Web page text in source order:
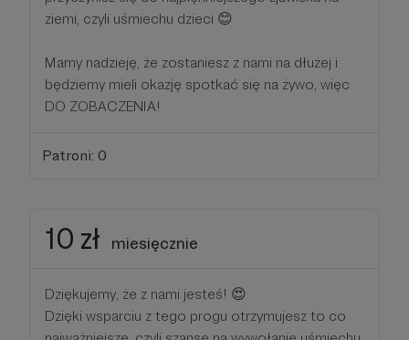
ziemi, czyli uśmiechu dzieci 😊
Mamy nadzieję, że zostaniesz z nami na dłużej i
będziemy mieli okazję spotkać się na żywo, więc
DO ZOBACZENIA!
Patroni: 0
10 zł miesięcznie
Dziękujemy, że z nami jesteś! 😍
Dzięki wsparciu z tego progu otrzymujesz to co